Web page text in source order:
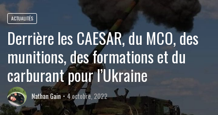
ACTUALITÉS
Derrière les CAESAR, du MCO, des
munitions, des formations et du
carburant pour l’Ukraine
Nathan Gain 4 octobre, 2022